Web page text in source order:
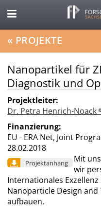
« PROJEKTE
Nanopartikel für
Diagnostik und
Projektleiter:
Dr. Petra Henrich-Noack
Finanzierung:
EU - ERA Net, Joint
28.02.2018
Projektanhang
Mit
wir
Internationales
Nanoparticle Design and
aufbauen.